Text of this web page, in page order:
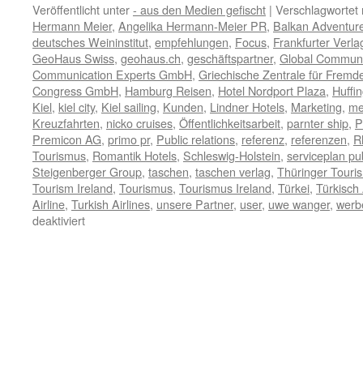
Veröffentlicht unter- aus den Medien gefischt | Verschlagwortet
Hermann Meier, Angelika Hermann-Meier PR, Balkan
deutsches Weininstitut, empfehlungen, Focus, Frankfurter
GeoHaus Swiss, geohaus.ch, geschäftspartner, Global
Communication Experts GmbH, Griechische Zentrale für
Congress GmbH, Hamburg Reisen, Hotel Nordport Plaza,
Kiel, kiel city, Kiel sailing, Kunden, Lindner Hotels, Marketing,
Kreuzfahrten, nicko cruises, Öffentlichkeitsarbeit, parnter ship,
Premicon AG, primo pr, Public relations, referenz, referenzen,
Tourismus, Romantik Hotels, Schleswig-Holstein, serviceplan
Steigenberger Group, taschen, taschen verlag, Thüringer
Tourism Ireland, Tourismus, Tourismus Ireland, Türkei,
Airline, Turkish Airlines, unsere Partner, user, uwe wanger,
deaktiviertfür